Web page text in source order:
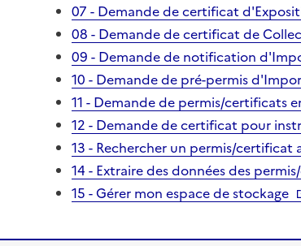
07 - Demande de certificat
08 - Demande de certificat de
09 - Demande de notification
10 - Demande de pré-permis
11 - Demande de permis/certificats
12 - Demande de certificat pour
13 - Rechercher un permis/certificat
14 - Extraire des données des
15 - Gérer mon espace de stockage